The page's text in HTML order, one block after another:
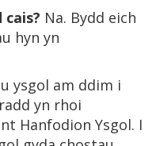
cais? Na. Bydd eich
hyn yn
ysgol am ddim i
yn rhoi
Hanfodion Ysgol. I